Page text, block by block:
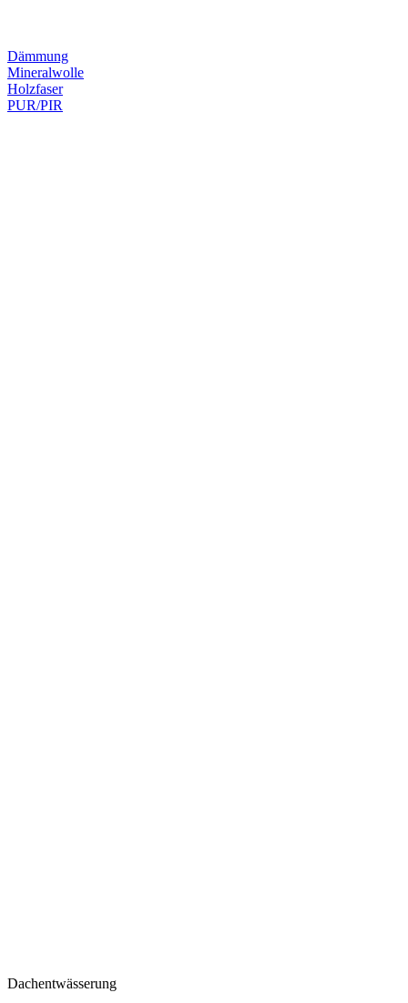
Dämmung
Mineralwolle
Holzfaser
PUR/PIR
Dachentwässerung